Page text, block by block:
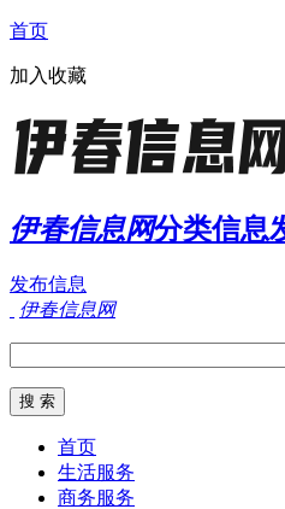
首页
加入收藏
伊春信息网分类信息
发布信息
伊春信息网
首页
生活服务
商务服务